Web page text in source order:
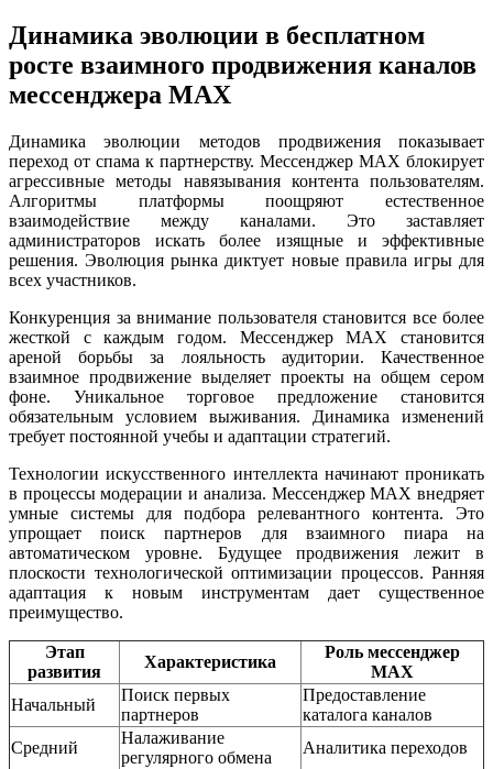
Динамика эволюции в бесплатном
росте взаимного продвижения каналов
мессенджера MAX
Динамика эволюции методов продвижения показывает
переход от спама к партнерству. Мессенджер MAX блокирует
агрессивные методы навязывания контента пользователям.
Алгоритмы платформы поощряют естественное
взаимодействие между каналами. Это заставляет
администраторов искать более изящные и эффективные
решения. Эволюция рынка диктует новые правила игры для
всех участников.
Конкуренция за внимание пользователя становится все более
жесткой с каждым годом. Мессенджер MAX становится
ареной борьбы за лояльность аудитории. Качественное
взаимное продвижение выделяет проекты на общем сером
фоне. Уникальное торговое предложение становится
обязательным условием выживания. Динамика изменений
требует постоянной учебы и адаптации стратегий.
Технологии искусственного интеллекта начинают проникать
в процессы модерации и анализа. Мессенджер MAX внедряет
умные системы для подбора релевантного контента. Это
упрощает поиск партнеров для взаимного пиара на
автоматическом уровне. Будущее продвижения лежит в
плоскости технологической оптимизации процессов. Ранняя
адаптация к новым инструментам дает существенное
преимущество.
Этап
развития
Характеристика
Роль мессенджер
MAX
Начальный
Поиск первых
партнеров
Предоставление
каталога каналов
Средний
Налаживание
регулярного обмена
Аналитика переходов